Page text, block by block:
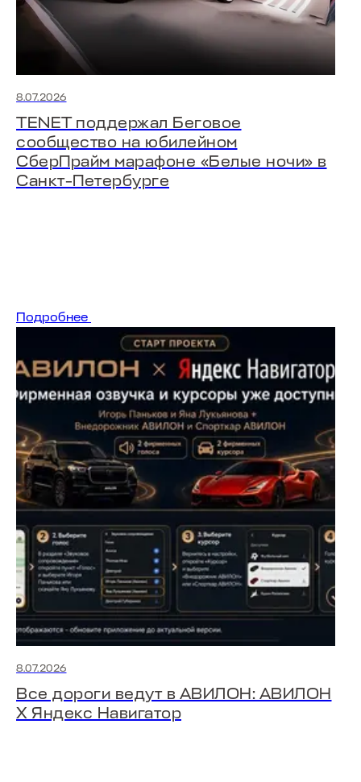
8.07.2026
TENET поддержал Беговое
сообщество на юбилейном
СберПрайм марафоне «Белые ночи» в
Санкт-Петербурге
Подробнее
8.07.2026
Все дороги ведут в АВИЛОН: АВИЛОН
Х Яндекс Навигатор